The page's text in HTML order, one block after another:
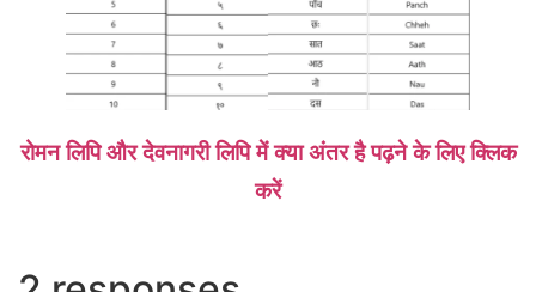
रोमन लिपि और देवनागरी लिपि में क्या अंतर है पढ़ने के लिए क्लिक
करें